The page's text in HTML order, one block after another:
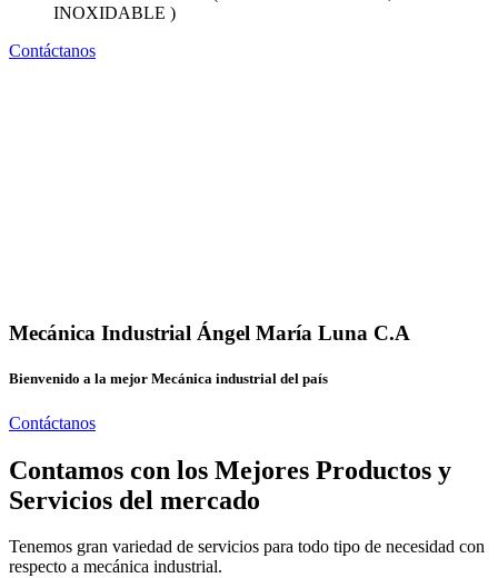
INOXIDABLE )
Contáctanos
Mecánica Industrial Ángel María Luna C.A
Bienvenido a la mejor Mecánica industrial del país
Contáctanos
Contamos con los Mejores Productos y
Servicios del mercado
Tenemos gran variedad de servicios para todo tipo de necesidad con
respecto a mecánica industrial.